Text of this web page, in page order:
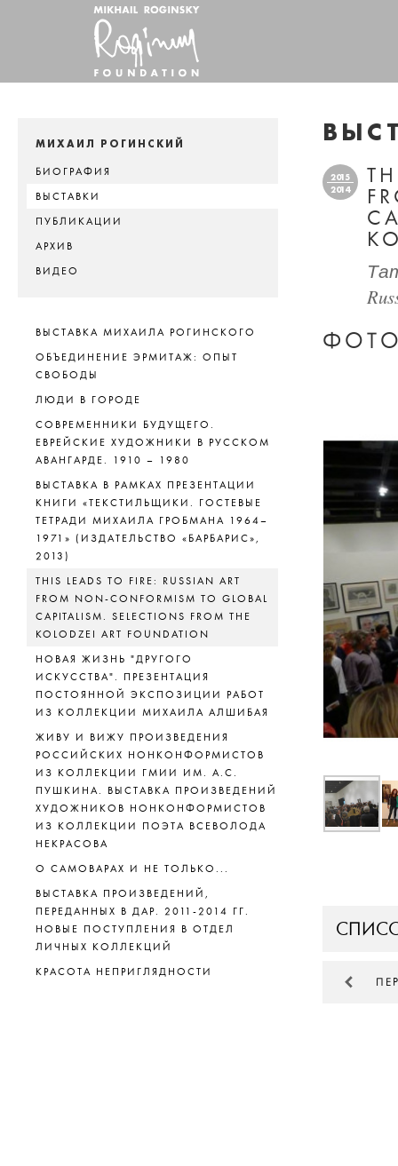
МИХАИЛ РОГИНСКИЙ
БИОГРАФИЯ
ВЫСТАВКИ
ПУБЛИКАЦИИ
АРХИВ
ВИДЕО
ВЫСТАВКА МИХАИЛА РОГИНСКОГО
ОБЪЕДИНЕНИЕ ЭРМИТАЖ: ОПЫТ
СВОБОДЫ
ЛЮДИ В ГОРОДЕ
СОВРЕМЕННИКИ БУДУЩЕГО.
ЕВРЕЙСКИЕ ХУДОЖНИКИ В РУССКОМ
АВАНГАРДЕ. 1910 – 1980
ВЫСТАВКА В РАМКАХ ПРЕЗЕНТАЦИИ
КНИГИ «ТЕКСТИЛЬЩИКИ. ГОСТЕВЫЕ
ТЕТРАДИ МИХАИЛА ГРОБМАНА 1964–
1971» (ИЗДАТЕЛЬСТВО «БАРБАРИС»,
2013)
THIS LEADS TO FIRE: RUSSIAN ART
FROM NON-CONFORMISM TO GLOBAL
CAPITALISM. SELECTIONS FROM THE
KOLODZEI ART FOUNDATION
НОВАЯ ЖИЗНЬ "ДРУГОГО
ИСКУССТВА". ПРЕЗЕНТАЦИЯ
ПОСТОЯННОЙ ЭКСПОЗИЦИИ РАБОТ
ИЗ КОЛЛЕКЦИИ МИХАИЛА АЛШИБАЯ
ЖИВУ И ВИЖУ ПРОИЗВЕДЕНИЯ
РОССИЙСКИХ НОНКОНФОРМИСТОВ
ИЗ КОЛЛЕКЦИИ ГМИИ ИМ. А.С.
ПУШКИНА. ВЫСТАВКА ПРОИЗВЕДЕНИЙ
ХУДОЖНИКОВ НОНКОНФОРМИСТОВ
ИЗ КОЛЛЕКЦИИ ПОЭТА ВСЕВОЛОДА
НЕКРАСОВА
О САМОВАРАХ И НЕ ТОЛЬКО...
ВЫСТАВКА ПРОИЗВЕДЕНИЙ,
ПЕРЕДАННЫХ В ДАР. 2011-2014 ГГ.
НОВЫЕ ПОСТУПЛЕНИЯ В ОТДЕЛ
ЛИЧНЫХ КОЛЛЕКЦИЙ
КРАСОТА НЕПРИГЛЯДНОСТИ
2015
2014